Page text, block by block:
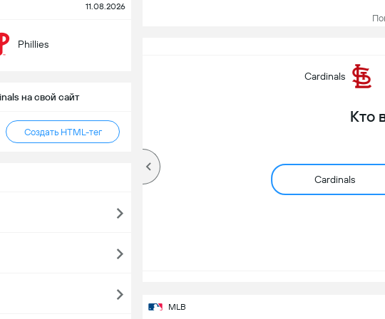
11.08.2026
Phillies
на свой сайт
Создать HTML-тег
Cardinals
Кто
Cardinals
MLB